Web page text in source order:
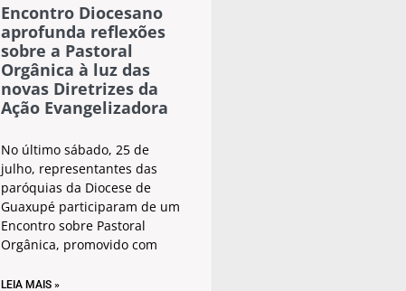
Encontro Diocesano
aprofunda reflexões
sobre a Pastoral
Orgânica à luz das
novas Diretrizes da
Ação Evangelizadora
No último sábado, 25 de
julho, representantes das
paróquias da Diocese de
Guaxupé participaram de um
Encontro sobre Pastoral
Orgânica, promovido com
LEIA MAIS »